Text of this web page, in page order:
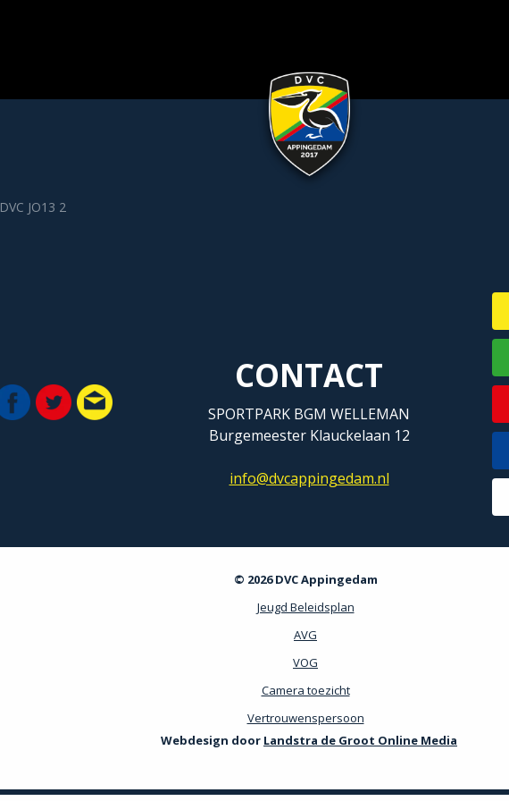
DVC JO13 2
CONTACT
SPORTPARK BGM WELLEMAN
Burgemeester Klauckelaan 12
info@dvcappingedam.nl
© 2026 DVC Appingedam
Jeugd Beleidsplan
AVG
VOG
Camera toezicht
Vertrouwenspersoon
Webdesign door Landstra de Groot Online Media